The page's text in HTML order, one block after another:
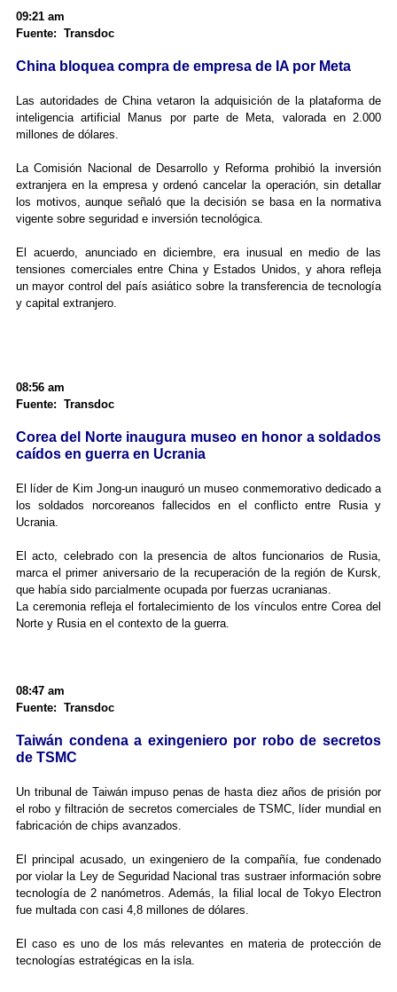
09:21 am
Fuente: Transdoc
China bloquea compra de empresa de IA por Meta
Las autoridades de China vetaron la adquisición de la plataforma de
inteligencia artificial Manus por parte de Meta, valorada en 2.000
millones de dólares.
La Comisión Nacional de Desarrollo y Reforma prohibió la inversión
extranjera en la empresa y ordenó cancelar la operación, sin detallar
los motivos, aunque señaló que la decisión se basa en la normativa
vigente sobre seguridad e inversión tecnológica.
El acuerdo, anunciado en diciembre, era inusual en medio de las
tensiones comerciales entre China y Estados Unidos, y ahora refleja
un mayor control del país asiático sobre la transferencia de tecnología
y capital extranjero.
08:56 am
Fuente: Transdoc
Corea del Norte inaugura museo en honor a soldados
caídos en guerra en Ucrania
El líder de Kim Jong-un inauguró un museo conmemorativo dedicado a
los soldados norcoreanos fallecidos en el conflicto entre Rusia y
Ucrania.
El acto, celebrado con la presencia de altos funcionarios de Rusia,
marca el primer aniversario de la recuperación de la región de Kursk,
que había sido parcialmente ocupada por fuerzas ucranianas.
La ceremonia refleja el fortalecimiento de los vínculos entre Corea del
Norte y Rusia en el contexto de la guerra.
08:47 am
Fuente: Transdoc
Taiwán condena a exingeniero por robo de secretos
de TSMC
Un tribunal de Taiwán impuso penas de hasta diez años de prisión por
el robo y filtración de secretos comerciales de TSMC, líder mundial en
fabricación de chips avanzados.
El principal acusado, un exingeniero de la compañía, fue condenado
por violar la Ley de Seguridad Nacional tras sustraer información sobre
tecnología de 2 nanómetros. Además, la filial local de Tokyo Electron
fue multada con casi 4,8 millones de dólares.
El caso es uno de los más relevantes en materia de protección de
tecnologías estratégicas en la isla.